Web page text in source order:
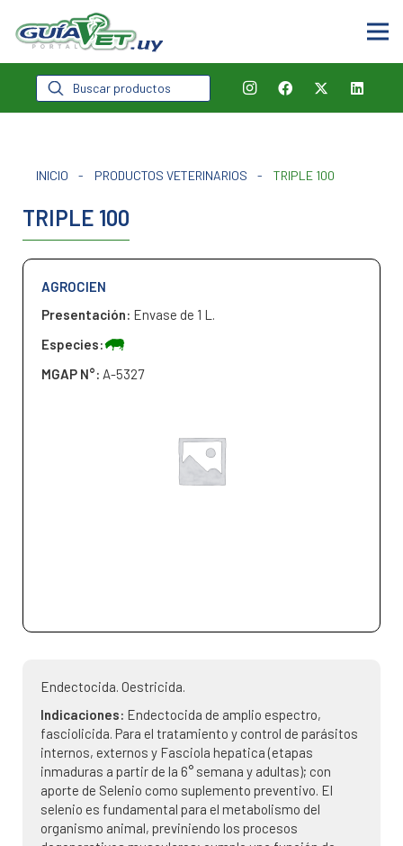
Búsqueda
de
productos
INICIO - PRODUCTOS VETERINARIOS - TRIPLE 100
TRIPLE 100
AGROCIEN
Presentación: Envase de 1 L.
Especies:
MGAP N°: A-5327
Endectocida. Oestricida.
Indicaciones: Endectocida de amplio espectro,
fasciolicida. Para el tratamiento y control de parásitos
internos, externos y Fasciola hepatica (etapas
inmaduras a partir de la 6° semana y adultas); con
aporte de Selenio como suplemento preventivo. El
selenio es fundamental para el metabolismo del
organismo animal, previniendo los procesos